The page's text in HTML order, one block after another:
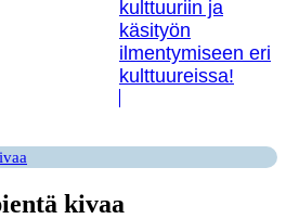
kulttuuriin ja
käsityön
ilmentymiseen eri
kulttuureissa!
kivaa